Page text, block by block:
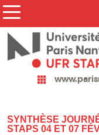
SYNTHÈSE
STAPS 04 ET 07